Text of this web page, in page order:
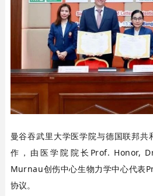
曼谷吞武里大学医学院与德国联邦
作，由医学院院长Prof. Honor,
Murnau创伤中心生物力学中心代表
协议。